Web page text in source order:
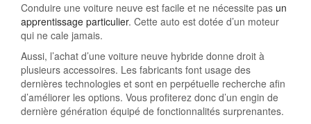
Conduire une voiture neuve est facile et ne nécessite pas un
apprentissage particulier. Cette auto est dotée d’un moteur
qui ne cale jamais.
Aussi, l’achat d’une voiture neuve hybride donne droit à
plusieurs accessoires. Les fabricants font usage des
dernières technologies et sont en perpétuelle recherche afin
d’améliorer les options. Vous profiterez donc d’un engin de
dernière génération équipé de fonctionnalités surprenantes.